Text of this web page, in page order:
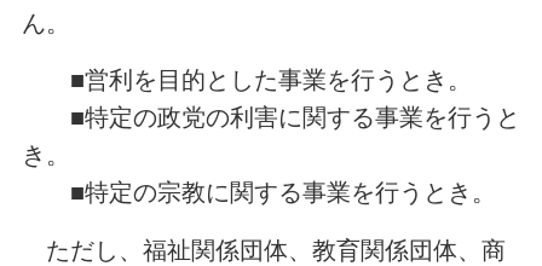
ん。
■営利を目的とした事業を行うとき。
■特定の政党の利害に関する事業を行うと
き。
■特定の宗教に関する事業を行うとき。
ただし、福祉関係団体、教育関係団体、商